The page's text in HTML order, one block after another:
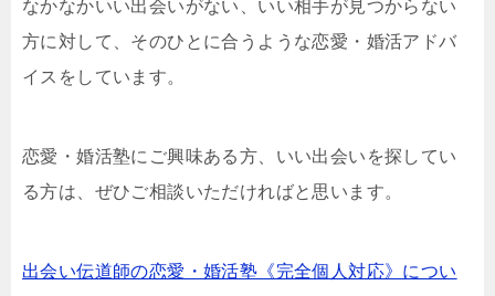
なかなかいい出会いがない、いい相手が見つからない
方に対して、そのひとに合うような恋愛・婚活アドバ
イスをしています。
恋愛・婚活塾にご興味ある方、いい出会いを探してい
る方は、ぜひご相談いただければと思います。
出会い伝道師の恋愛・婚活塾《完全個人対応》につい